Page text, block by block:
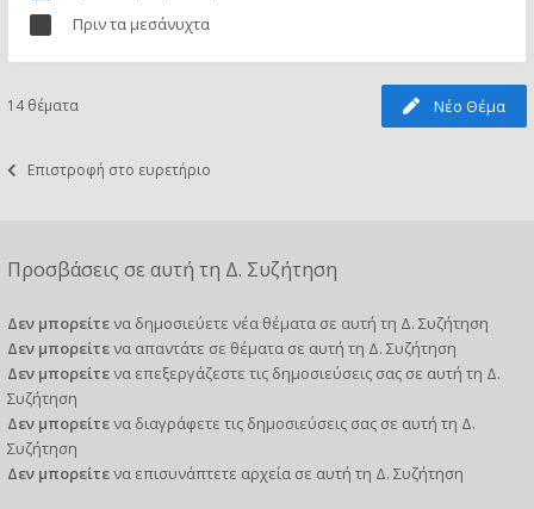
Πριν τα μεσάνυχτα
Νέο Θέμα
14 θέματα
Επιστροφή στο ευρετήριο
Προσβάσεις σε αυτή τη Δ. Συζήτηση
Δεν μπορείτενα δημοσιεύετε νέα θέματα σε αυτή τη Δ. Συζήτηση
Δεν μπορείτενα απαντάτε σε θέματα σε αυτή τη Δ. Συζήτηση
Δεν μπορείτενα επεξεργάζεστε τις δημοσιεύσεις σας σε αυτή τη Δ.
Συζήτηση
Δεν μπορείτενα διαγράφετε τις δημοσιεύσεις σας σε αυτή τη Δ.
Συζήτηση
Δεν μπορείτενα επισυνάπτετε αρχεία σε αυτή τη Δ. Συζήτηση